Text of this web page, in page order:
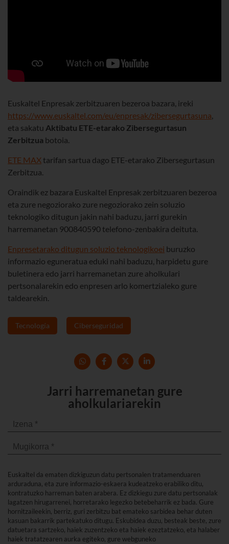
Euskaltel Enpresak zerbitzuaren bezeroa bazara, ireki
https://www.euskaltel.com/eu/enpresak/zibersegurtasuna,
eta sakatu Aktibatu ETE-etarako Zibersegurtasun
Zerbitzua botoia.
ETE MAX tarifan sartua dago ETE-etarako Zibersegurtasun
Zerbitzua.
Oraindik ez bazara Euskaltel Enpresak zerbitzuaren bezeroa
eta zure negoziorako zure negoziorako zein soluzio
teknologiko ditugun jakin nahi baduzu, jarri gurekin
harremanetan 900840590 telefono-zenbakira deituta.
Enpresetarako ditugun soluzio teknologikoei buruzko
informazio eguneratua eduki nahi baduzu, harpidetu gure
buletinera edo jarri harremanetan zure aholkulari
pertsonalarekin edo enpresen arlo komertzialeko gure
taldearekin.
Tecnología Ciberseguridad
Jarri harremanetan gure
aholkulariarekin
Euskaltel da ematen dizkiguzun datu pertsonalen tratamenduaren
arduraduna, eta zure informazio-eskaera kudeatzeko erabiliko ditu,
kontratuzko harreman baten arabera. Ez dizkiegu zure datu pertsonalak
lagatzen hirugarrenei, horretarako legezko betebeharrik ez bada. Gure
hornitzaileekin, berriz, guri zerbitzu bat emateko sarbidea behar duten
kasuan bakarrik partekatuko ditugu. Eskubidea duzu, besteak beste, zure
datuetara sartzeko, haiek zuzentzeko eta haiek ezeztatzeko, eta halaber
haiek tratatzearen aurka egiteko, gure webguneko